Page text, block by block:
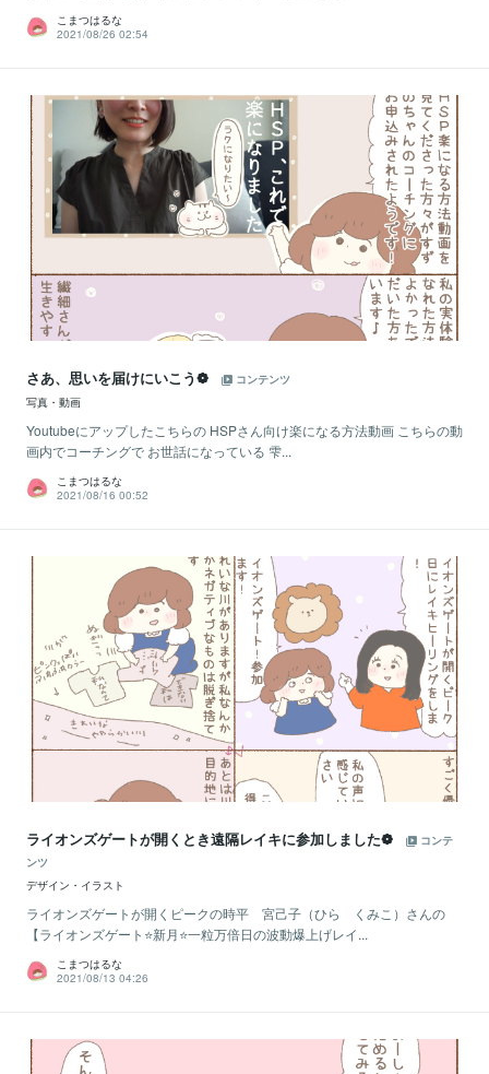
こまつはるな
2021/08/26 02:54
さあ、思いを届けにいこう❁
コンテンツ
写真・動画
Youtubeにアップしたこちらの HSPさん向け楽になる方法動画 こちらの動
画内でコーチングで お世話になっている 雫...
こまつはるな
2021/08/16 00:52
ライオンズゲートが開くとき遠隔レイキに参加しました❁
コンテ
ンツ
デザイン・イラスト
ライオンズゲートが開くピークの時平 宮己子（ひら くみこ）さんの
【ライオンズゲート⭐️新月⭐️一粒万倍日の波動爆上げレイ...
こまつはるな
2021/08/13 04:26